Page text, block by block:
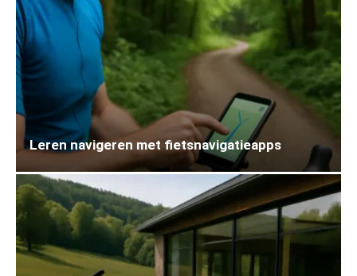
Leren navigeren met fietsnavigatieapps